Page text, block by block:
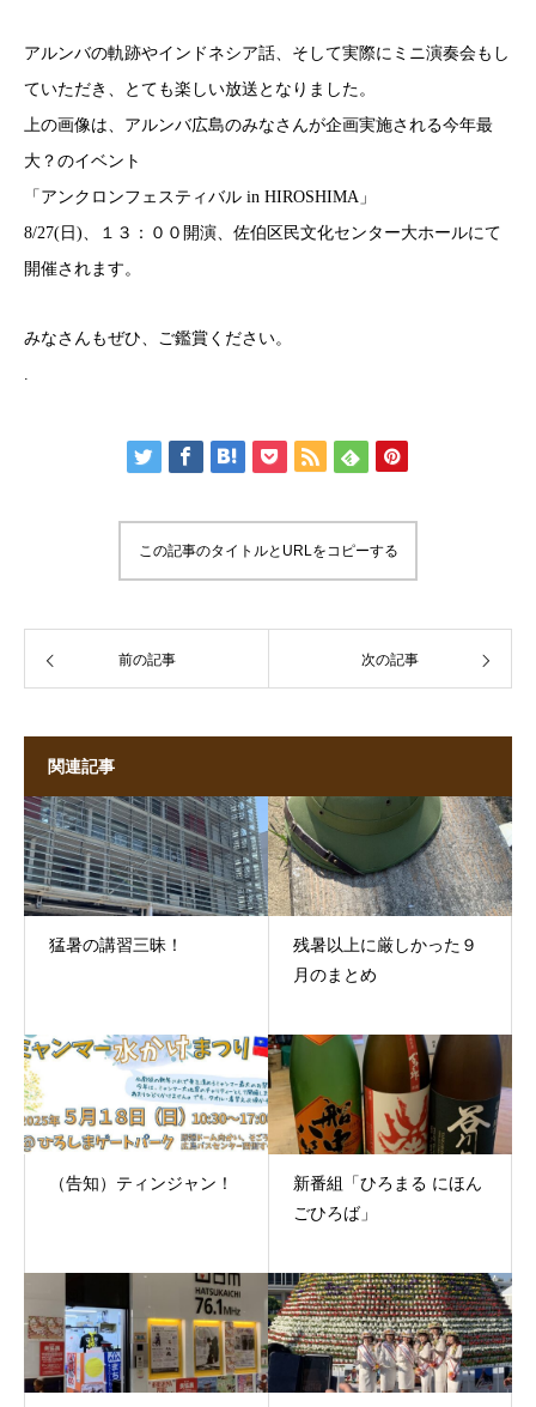
アルンバの軌跡やインドネシア話、そして実際にミニ演奏会もし
ていただき、とても楽しい放送となりました。
上の画像は、アルンバ広島のみなさんが企画実施される今年最
大？のイベント
「アンクロンフェスティバル in HIROSHIMA」
8/27(日)、１３：００開演、佐伯区民文化センター大ホールにて
開催されます。
みなさんもぜひ、ご鑑賞ください。
.
この記事のタイトルとURLをコピーする
前の記事 次の記事
関連記事
猛暑の講習三昧！
残暑以上に厳しかった９
月のまとめ
（告知）ティンジャン！
新番組「ひろまる にほん
ごひろば」